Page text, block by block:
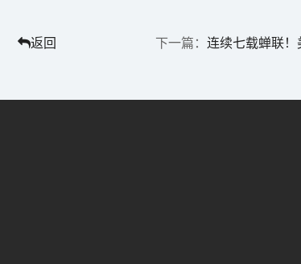
返回 连续七载蝉联！美迪西再获